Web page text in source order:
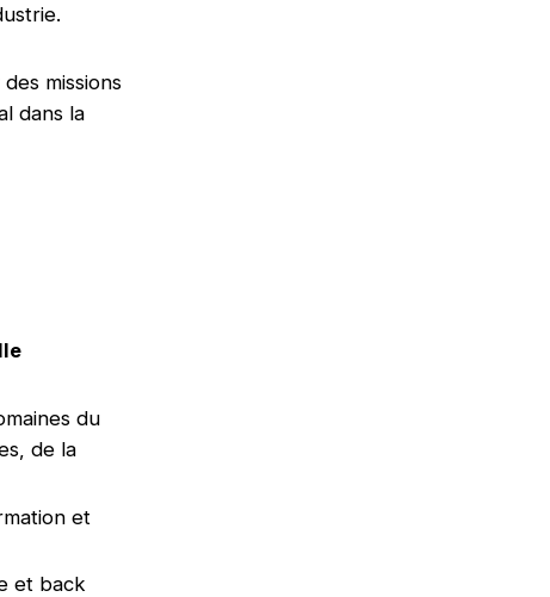
missions
dans la
du
de la
et
et back